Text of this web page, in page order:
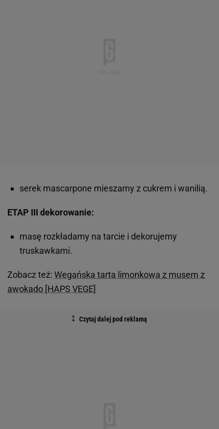
serek mascarpone mieszamy z cukrem i wanilią.
ETAP III dekorowanie:
masę rozkładamy na tarcie i dekorujemy
truskawkami.
Zobacz też: Wegańska tarta limonkowa z musem z
awokado [HAPS VEGE]